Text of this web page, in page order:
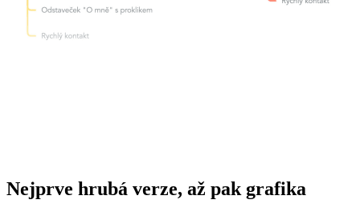
Nejprve hrubá verze, až pak grafika